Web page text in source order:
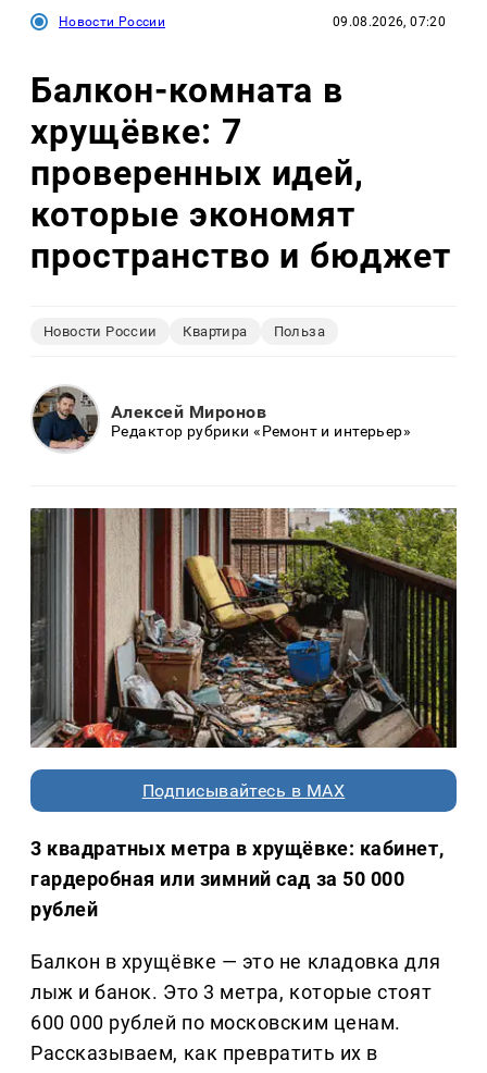
Новости России 09.08.2026, 07:20
Балкон-комната в
хрущёвке: 7
проверенных идей,
которые экономят
пространство и бюджет
Новости России Квартира Польза
Алексей Миронов
Редактор рубрики «Ремонт и интерьер»
Подписывайтесь в MAX
3 квадратных метра в хрущёвке: кабинет,
гардеробная или зимний сад за 50 000
рублей
Балкон в хрущёвке — это не кладовка для
лыж и банок. Это 3 метра, которые стоят
600 000 рублей по московским ценам.
Рассказываем, как превратить их в